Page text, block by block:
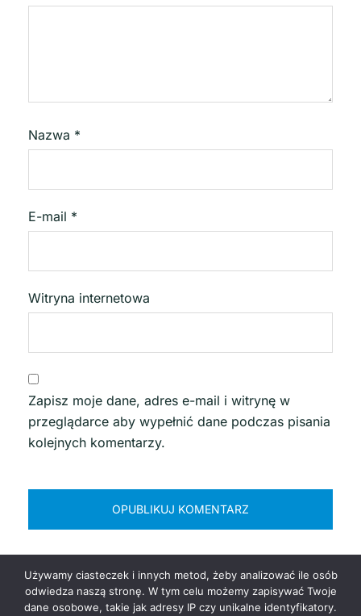
Nazwa *
E-mail *
Witryna internetowa
Zapisz moje dane, adres e-mail i witrynę w
przeglądarce aby wypełnić dane podczas pisania
kolejnych komentarzy.
Używamy ciasteczek i innych metod, żeby analizować ile osób
odwiedza naszą stronę. W tym celu możemy zapisywać Twoje
dane osobowe, takie jak adresy IP czy unikalne identyfikatory.